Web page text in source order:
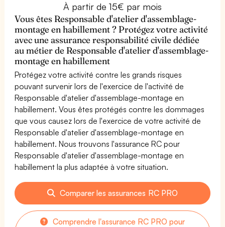
À partir de 15€ par mois
Vous êtes Responsable d'atelier d'assemblage-
montage en habillement ? Protégez votre activité
avec une assurance responsabilité civile dédiée
au métier de Responsable d'atelier d'assemblage-
montage en habillement
Protégez votre activité contre les grands risques
pouvant survenir lors de l'exercice de l'activité de
Responsable d'atelier d'assemblage-montage en
habillement. Vous êtes protégés contre les dommages
que vous causez lors de l'exercice de votre activité de
Responsable d'atelier d'assemblage-montage en
habillement. Nous trouvons l'assurance RC pour
Responsable d'atelier d'assemblage-montage en
habillement la plus adaptée à votre situation.
Comparer les assurances RC PRO
Comprendre l'assurance RC PRO pour